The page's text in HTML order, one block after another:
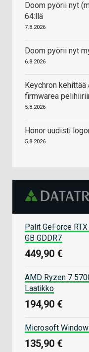
Doom pyörii nyt
64:llä
7.8.2026
Doom pyörii nyt
6.8.2026
Keychron
firmwarea
5.8.2026
Honor uudisti
5.8.2026
Palit GeForce
GB GDDR7
449,90 €
AMD Ryzen 7
Laatikko
194,90 €
Microsoft
135,90 €